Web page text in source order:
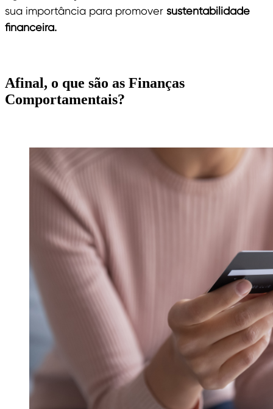
sua importância para promover sustentabilidade
financeira.
Afinal, o que são as Finanças
Comportamentais?